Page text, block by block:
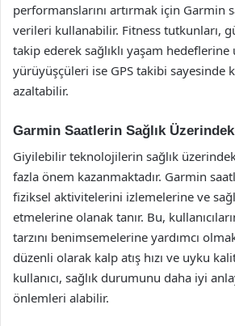
performanslarını artırmak için Garmin
verileri kullanabilir. Fitness tutkunları,
takip ederek sağlıklı yaşam
yürüyüşçüleri ise GPS takibi sayesinde
azaltabilir.
Garmin Saatlerin Sağlık
Giyilebilir teknolojilerin sağlık
fazla önem kazanmaktadır. Garmin
fiziksel aktivitelerini izlemelerine ve
etmelerine olanak tanır. Bu,
tarzını benimsemelerine yardımcı
düzenli olarak kalp atış hızı ve uyku
kullanıcı, sağlık durumunu daha iyi
önlemleri alabilir.